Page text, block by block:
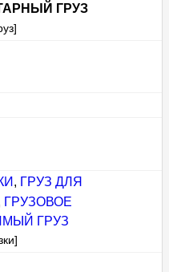
ГРУЗ
, ГРУЗ ДЛЯ
ГРУЗОВОЕ
ГРУЗ